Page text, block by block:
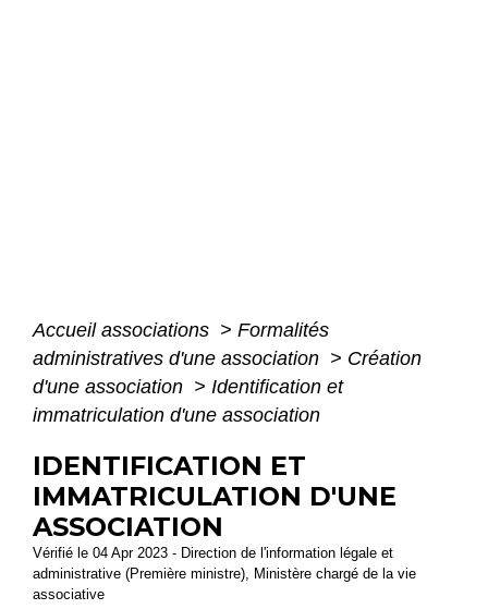
Accueil associations > Formalités
administratives d'une association > Création
d'une association > Identification et
immatriculation d'une association
IDENTIFICATION ET
IMMATRICULATION D'UNE
ASSOCIATION
Vérifié le 04 Apr 2023 - Direction de l'information légale et
administrative (Première ministre), Ministère chargé de la vie
associative